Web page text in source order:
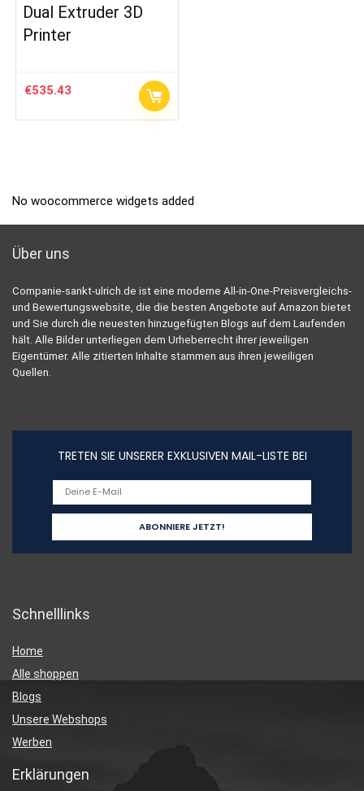
Dual Extruder 3D
Printer
€535.43
No woocommerce widgets added
Über uns
Companie-sankt-ulrich.de ist eine moderne All-in-One-Preisvergleichs-
und Bewertungswebsite, die die besten Angebote auf Amazon bietet
und Sie durch die neuesten hinzugefügten Blogs auf dem Laufenden
hält. Alle Bilder unterliegen dem Urheberrecht ihrer jeweiligen
Eigentümer. Alle zitierten Inhalte stammen aus ihren jeweiligen
Quellen.
TRETEN SIE UNSERER EXKLUSIVEN MAIL-LISTE BEI
Schnelllinks
Home
Alle shoppen
Blogs
Unsere Webshops
Werben
Erklärungen